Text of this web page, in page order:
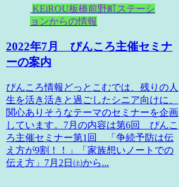
KEiROU板橋前野町ステーシ
ョンからの情報
2022年7月 ぴんころ主催セミナ
ーの案内
ぴんころ情報どっとこむでは、残りの人
生を活き活きと過ごしたシニア向けに、
関心ありそうなテーマのセミナーを企画
しています。7月の内容は第6回 ぴんこ
ろ主催セミナー第1回 「争続予防は伝
え方が9割！！」「家族想いノートでの
伝え方」7月2日㈯から...